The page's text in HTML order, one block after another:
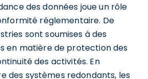
des données joue un rôle
réglementaire. De
sont soumises à des
en matière de protection des
des activités. En
des systèmes redondants, les